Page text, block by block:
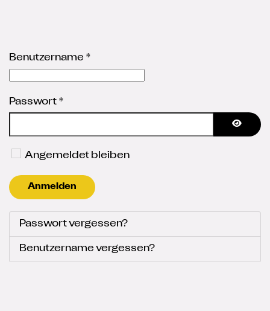
Benutzername *
Passwort *
Angemeldet bleiben
Anmelden
Passwort vergessen?
Benutzername vergessen?